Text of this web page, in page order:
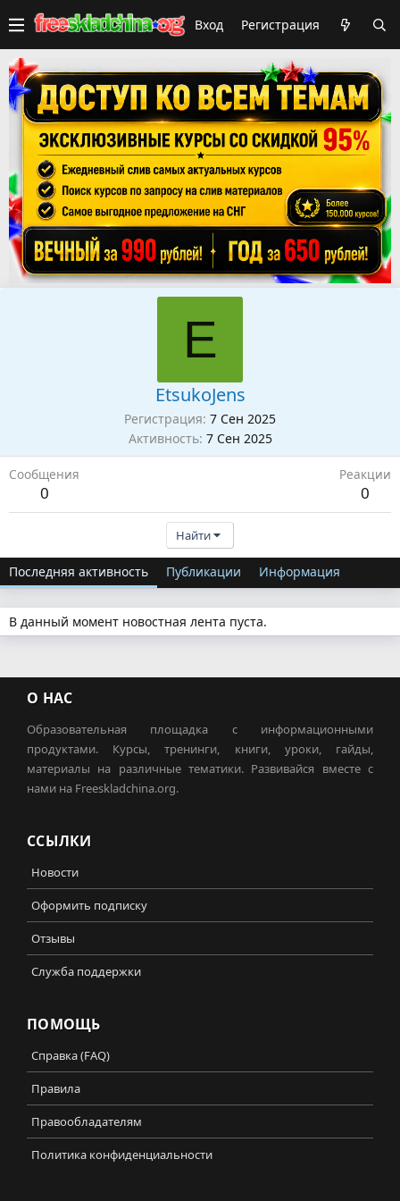
Вход Регистрация
E
EtsukoJens
Регистрация 7 Сен 2025
Активность 7 Сен 2025
Сообщения
0
Реакции
0
Найти
Последняя активность Публикации Информация
В данный момент новостная лента пуста.
О НАС
Образовательная площадка с информационными
продуктами. Курсы, тренинги, книги, уроки, гайды,
материалы на различные тематики. Развивайся вместе с
нами на Freeskladchina.org.
ССЫЛКИ
Новости
Оформить подписку
Отзывы
Служба поддержки
ПОМОЩЬ
Справка (FAQ)
Правила
Правообладателям
Политика конфиденциальности